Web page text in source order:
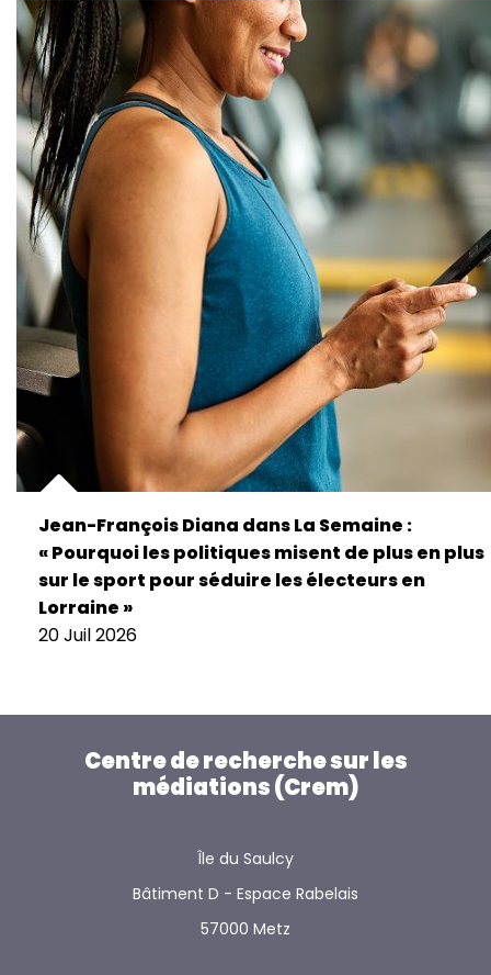
Jean-François Diana dans La Semaine :
« Pourquoi les politiques misent de plus en plus
sur le sport pour séduire les électeurs en
Lorraine »
20 Juil 2026
Centre de recherche sur les
médiations (Crem)
Île du Saulcy
Bâtiment D - Espace Rabelais
57000 Metz